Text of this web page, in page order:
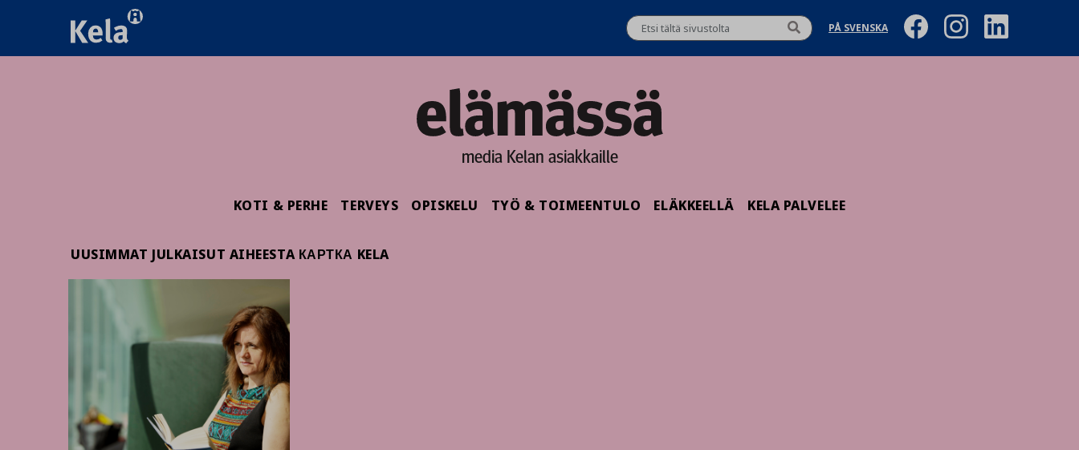
PÅ SVENSKA
media Kelan asiakkaille
KOTI & PERHE TERVEYS OPISKELU TYÖ & TOIMEENTULO ELÄKKEELLÄ KELA PALVELEE
UUSIMMAT JULKAISUT AIHEESTA КАРТКА KELA